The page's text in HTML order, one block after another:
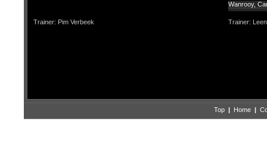
Wanrooy,
Trainer: Pim Verbeek Trainer:
Top | Home |